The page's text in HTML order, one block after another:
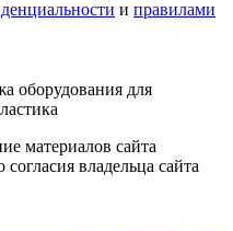
и правилами
и правилами
материалов сайта
владельца сайта